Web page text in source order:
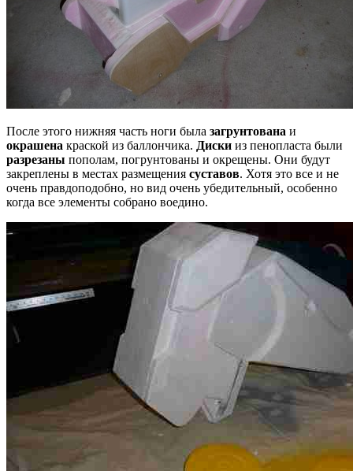
После этого нижняя часть ноги была загрунтована и
окрашена краской из баллончика. Диски из пенопласта были
разрезаны пополам, погрунтованы и окрещены. Они будут
закреплены в местах размещения суставов. Хотя это все и не
очень правдоподобно, но вид очень убедительный, особенно
когда все элементы собрано воедино.